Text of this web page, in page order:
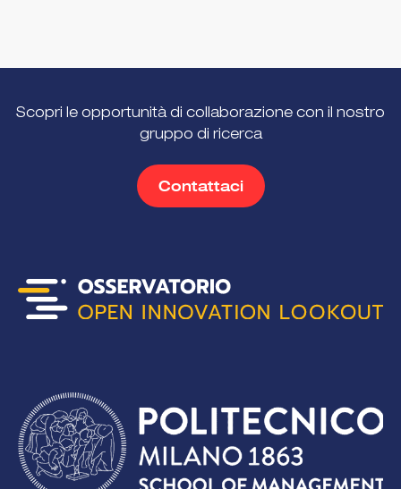
Scopri le opportunità di collaborazione con il nostro
gruppo di ricerca
Contattaci